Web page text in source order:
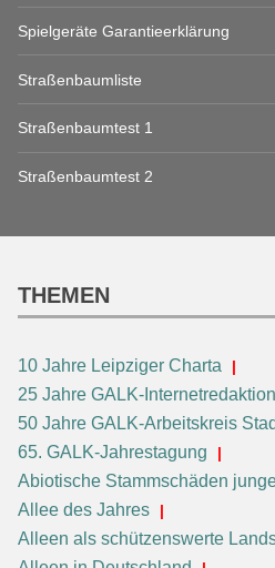
Spielgeräte Garantieerklärung
Straßenbaumliste
Straßenbaumtest 1
Straßenbaumtest 2
THEMEN
10 Jahre Leipziger Charta
25 Jahre GALK-Internetredaktion
50 Jahre GALK-Arbeitskreis
65. GALK-Jahrestagung
Abiotische Stammschäden
Allee des Jahres
Alleen als schützenswerte